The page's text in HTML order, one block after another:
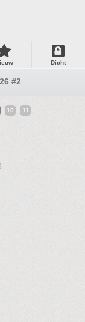
Dicht
#2
10 11